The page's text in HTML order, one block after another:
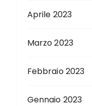
Aprile 2023
Marzo 2023
Febbraio 2023
Gennaio 2023